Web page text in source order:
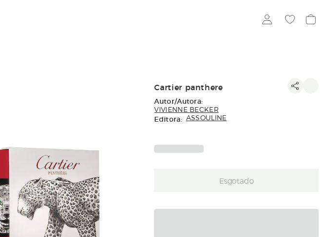
Cartier panthere
Autor/Autora:
VIVIENNE BECKER
Editora: ASSOULINE
Esgotado